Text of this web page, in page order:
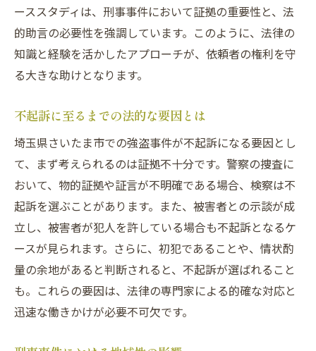
依頼者の不安を解消するための法的支援―刑事
事件の専門家が語る
依頼者の不安に寄り添う法的支援
不安を解消するための具体的なサポート
依頼者の安心を第一に考えた対応
法的支援が依頼者に与える安心感
依頼者との信頼関係構築の重要性
平穏な日常を取り戻すために知っておきたい不
起訴事例の実態
不起訴事例が示す平穏への道筋
実際の不起訴事例から学ぶ教訓
不起訴事例が示す法的プロセスの流れ
ーススタディは、刑事事件において証拠の重要性と、法
的助言の必要性を強調しています。このように、法律の
知識と経験を活かしたアプローチが、依頼者の権利を守
る大きな助けとなります。
不起訴に至るまでの法的な要因とは
埼玉県さいたま市での強盗事件が不起訴になる要因とし
て、まず考えられるのは証拠不十分です。警察の捜査に
おいて、物的証拠や証言が不明確である場合、検察は不
起訴を選ぶことがあります。また、被害者との示談が成
立し、被害者が犯人を許している場合も不起訴となるケ
ースが見られます。さらに、初犯であることや、情状酌
量の余地があると判断されると、不起訴が選ばれること
も。これらの要因は、法律の専門家による的確な対応と
迅速な働きかけが必要不可欠です。